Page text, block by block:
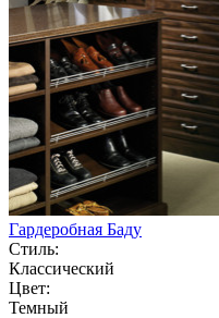
Гардеробная Баду
Стиль:
Классический
Цвет:
Темный